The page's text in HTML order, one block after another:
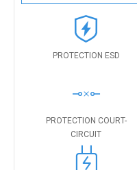
PROTECTION ESD
PROTECTION COURT-
CIRCUIT